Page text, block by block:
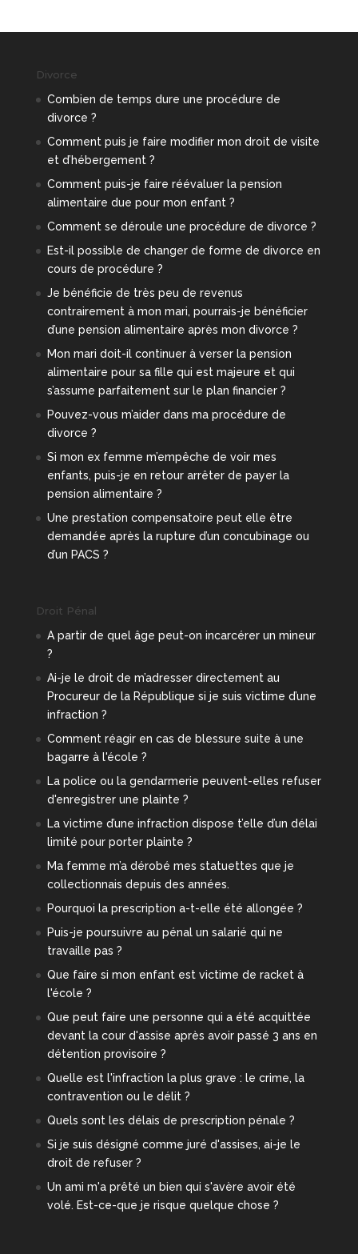
Divorce
Combien de temps dure une procédure de
divorce ?
Comment puis je faire modifier mon droit de visite
et d’hébergement ?
Comment puis-je faire réévaluer la pension
alimentaire due pour mon enfant ?
Comment se déroule une procédure de divorce ?
Est-il possible de changer de forme de divorce en
cours de procédure ?
Je bénéficie de très peu de revenus
contrairement à mon mari, pourrais-je bénéficier
d’une pension alimentaire après mon divorce ?
Mon mari doit-il continuer à verser la pension
alimentaire pour sa fille qui est majeure et qui
s’assume parfaitement sur le plan financier ?
Pouvez-vous m’aider dans ma procédure de
divorce ?
Si mon ex femme m’empêche de voir mes
enfants, puis-je en retour arrêter de payer la
pension alimentaire ?
Une prestation compensatoire peut elle être
demandée après la rupture d’un concubinage ou
d’un PACS ?
Droit Pénal
A partir de quel âge peut-on incarcérer un mineur
?
Ai-je le droit de m’adresser directement au
Procureur de la République si je suis victime d’une
infraction ?
Comment réagir en cas de blessure suite à une
bagarre à l'école ?
La police ou la gendarmerie peuvent-elles refuser
d'enregistrer une plainte ?
La victime d’une infraction dispose t’elle d’un délai
limité pour porter plainte ?
Ma femme m’a dérobé mes statuettes que je
collectionnais depuis des années.
Pourquoi la prescription a-t-elle été allongée ?
Puis-je poursuivre au pénal un salarié qui ne
travaille pas ?
Que faire si mon enfant est victime de racket à
l'école ?
Que peut faire une personne qui a été acquittée
devant la cour d'assise après avoir passé 3 ans en
détention provisoire ?
Quelle est l'infraction la plus grave : le crime, la
contravention ou le délit ?
Quels sont les délais de prescription pénale ?
Si je suis désigné comme juré d'assises, ai-je le
droit de refuser ?
Un ami m'a prêté un bien qui s'avère avoir été
volé. Est-ce-que je risque quelque chose ?